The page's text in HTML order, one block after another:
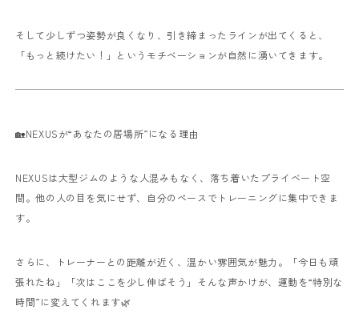
そして少しずつ姿勢が良くなり、引き締まったラインが出てくると、
「もっと続けたい！」というモチベーションが自然に湧いてきます。
🏡NEXUSが“あなたの居場所”になる理由
NEXUSは大型ジムのような人混みもなく、落ち着いたプライベート空
間。他の人の目を気にせず、自分のペースでトレーニングに集中できま
す。
さらに、トレーナーとの距離が近く、温かい雰囲気が魅力。「今日も頑
張れたね」「次はここを少し伸ばそう」そんな声かけが、運動を“特別な
時間”に変えてくれます🌿